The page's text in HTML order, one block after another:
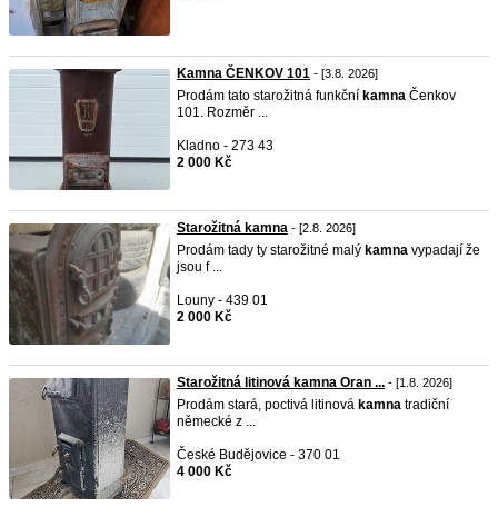
Kamna ČENKOV 101 - [3.8. 2026]
Prodám tato starožitná funkční kamna Čenkov
101. Rozměr ...
Kladno - 273 43
2 000 Kč
Starožitná kamna - [2.8. 2026]
Prodám tady ty starožitné malý kamna vypadají že
jsou f ...
Louny - 439 01
2 000 Kč
Starožitná litinová kamna Oran ... - [1.8. 2026]
Prodám stará, poctivá litinová kamna tradiční
německé z ...
České Budějovice - 370 01
4 000 Kč